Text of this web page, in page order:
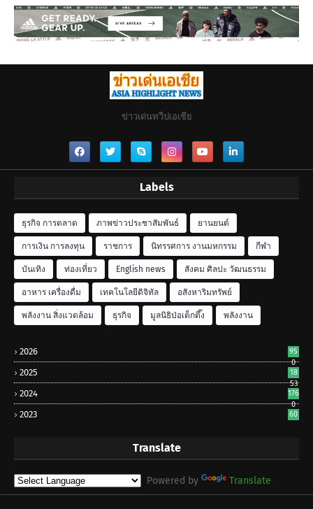
ข่าวเด่นทวีปเอเชีย
Labels
ธุรกิจ การตลาด ภาพข่าวประชาสัมพันธ์ ยานยนต์
การเงิน การลงทุน ราชการ นิทรรศการ งานมหกรรม กีฬา
บันเทิง ท่องเที่ยว English news สังคม ศิลปะ วัฒนธรรม
อาหาร เครื่องดื่ม เทคโนโลยีดิจิทัล อสังหาริมทรัพย์
พลังงาน สิ่งแวดล้อม ธุรกิจ มูลนิธิป่อเต็กตึ๊ง พลังงาน
2026
95
0
2025
18
53
2024
176
0
2023 60
Translate
Powered by Translate